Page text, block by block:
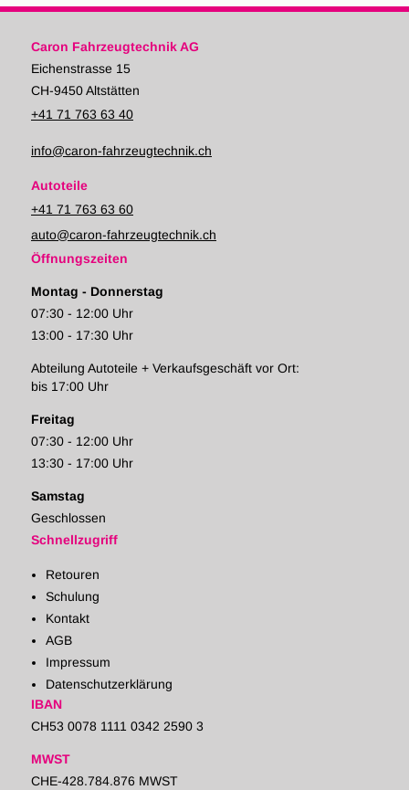
Caron Fahrzeugtechnik AG
Eichenstrasse 15
CH-9450 Altstätten
+41 71 763 63 40
info@caron-fahrzeugtechnik.ch
Autoteile
+41 71 763 63 60
auto@caron-fahrzeugtechnik.ch
Öffnungszeiten
Montag - Donnerstag
07:30 - 12:00 Uhr
13:00 - 17:30 Uhr
Abteilung Autoteile + Verkaufsgeschäft vor Ort:
bis 17:00 Uhr
Freitag
07:30 - 12:00 Uhr
13:30 - 17:00 Uhr
Samstag
Geschlossen
Schnellzugriff
Retouren
Schulung
Kontakt
AGB
Impressum
Datenschutzerklärung
IBAN
CH53 0078 1111 0342 2590 3
MWST
CHE-428.784.876 MWST